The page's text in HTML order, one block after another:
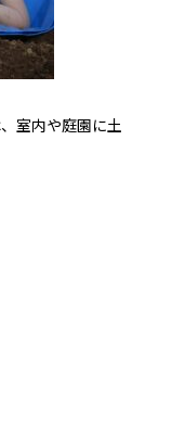
室内や庭園に土